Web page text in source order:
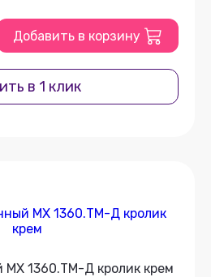
Добавить в корзину
в 1 клик
МХ 1360.ТМ-Д кролик крем